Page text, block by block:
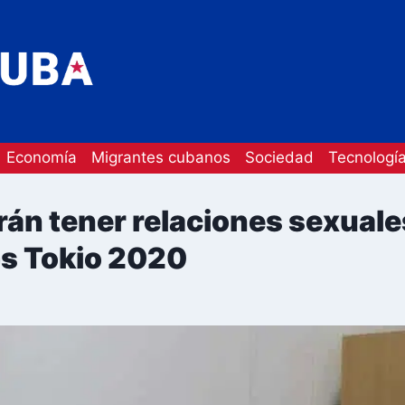
Economía Migrantes cubanos Sociedad
tener relaciones
Tokio 2020